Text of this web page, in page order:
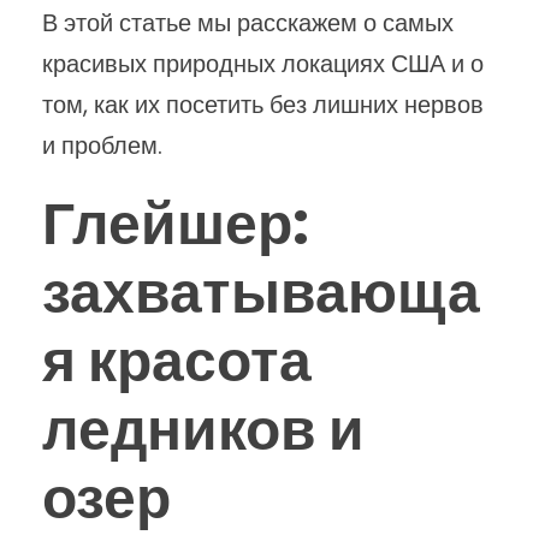
В этой статье мы расскажем о самых
красивых природных локациях США и о
том, как их посетить без лишних нервов
и проблем.
Глейшер:
захватывающа
я красота
ледников и
озер